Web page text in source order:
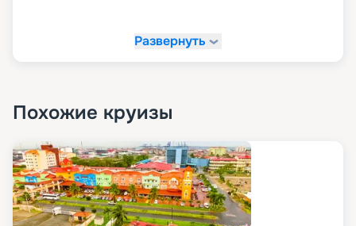
возможностью для создания незабываемого
Развернуть
Похожие круизы